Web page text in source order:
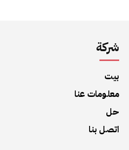
شركة
بيت
معلومات عنا
حل
اتصل بنا